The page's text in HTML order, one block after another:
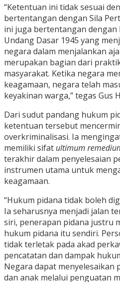
“Ketentuan ini tidak sesuai
bertentangan dengan Sila
ini juga bertentangan dengan
Undang Dasar 1945 yang
negara dalam menjalankan
merupakan bagian dari
masyarakat. Ketika negara
keagamaan, negara telah
keyakinan warga,” tegas Gus
Dari sudut pandang hukum
ketentuan tersebut
overkriminalisasi. Ia
memiliki sifat ultimum
terakhir dalam penyelesaian
instrumen utama untuk
keagamaan.
“Hukum pidana tidak boleh
Ia seharusnya menjadi jalan
siri, penerapan pidana justru
hukum pidana itu sendiri.
tidak terletak pada akad
pencatatan dan dampak
Negara dapat menyelesaikan
dan anak melalui penguatan